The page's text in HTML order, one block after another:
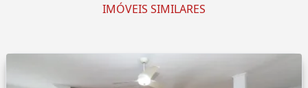
IMÓVEIS SIMILARES